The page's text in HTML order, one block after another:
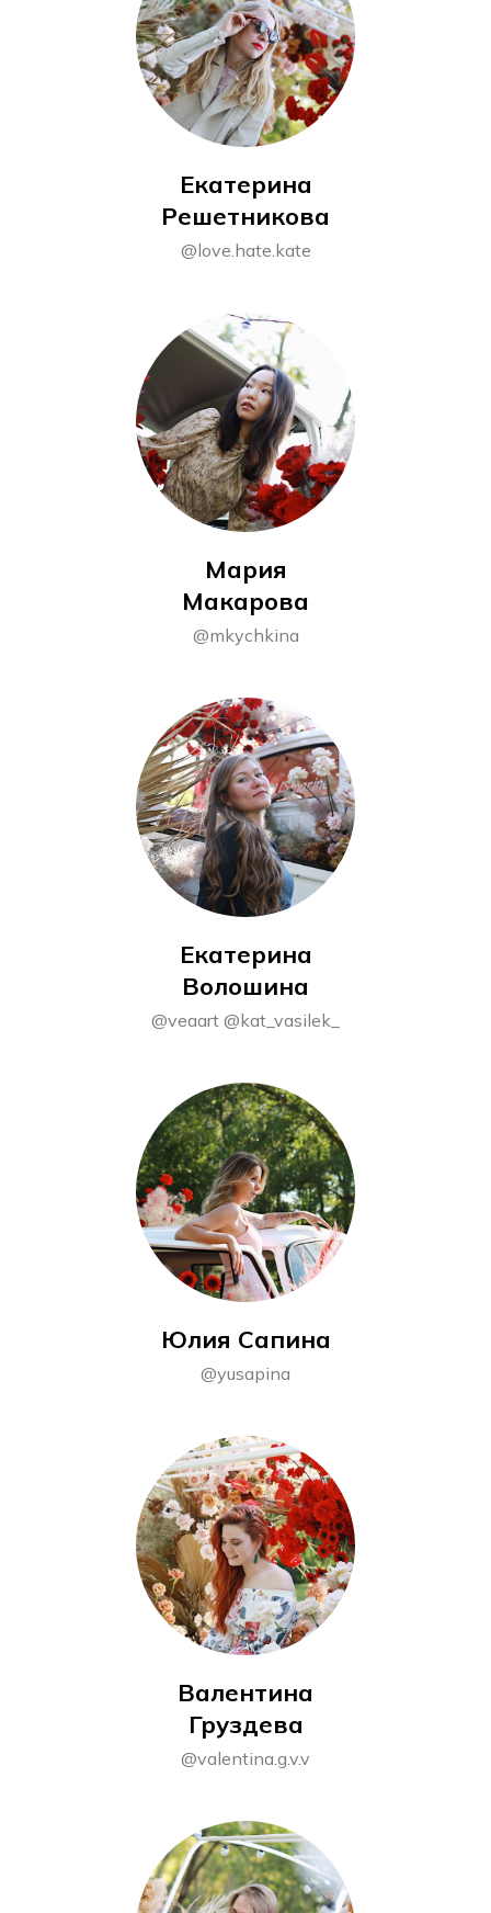
Екатерина
Решетникова
@love.hate.kate
Мария
Макарова
@mkychkina
Екатерина
Волошина
@veaart @kat_vasilek_
Юлия Сапина
@yusapina
Валентина
Груздева
@valentina.g.v.v